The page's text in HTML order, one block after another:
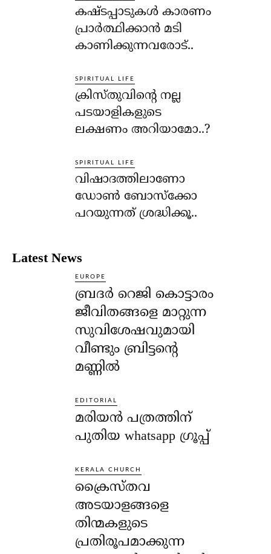
കഷ്ടപ്പാടുകള്‍ കാരണം
പ്രാര്‍ത്ഥിക്കാന്‍ മടി
കാണിക്കുന്നവരോട്..
SPIRITUAL LIFE
ക്രിസ്തുവിന്റെ നല്ല
പടയാളികളുടെ
ലക്ഷണം അറിയാമോ..?
SPIRITUAL LIFE
വിഷാദത്തിലാണോ
ഡോണ്‍ ബോസ്‌ക്കോ
പറയുന്നത് ശ്രദ്ധിക്കൂ..
Latest News
EUROPE
ബ്രദർ റെജി കൊട്ടാരം
ജീവിതങ്ങളെ മാറ്റുന്ന
സുവിശേഷവുമായി
വീണ്ടും ബ്രിട്ടന്റെ
മണ്ണിൽ
EDITORIAL
മരിയൻ പത്രത്തിന്
പുതിയ whatsapp ഗ്രൂപ്പ്
KERALA CHURCH
ക്രൈസ്തവ
അടയാളങ്ങളെ
തിന്മകളുടെ
പ്രതിരൂപമാക്കുന്ന